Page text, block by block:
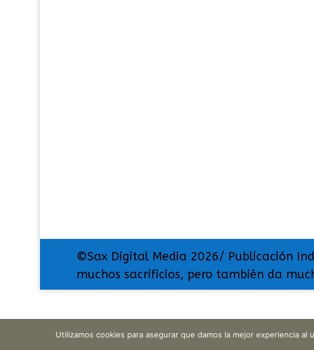
©Sax Digital Media 2026/ Publicación
muchos sacrificios, pero también da
Utilizamos cookies para asegurar que damos la mejor experiencia